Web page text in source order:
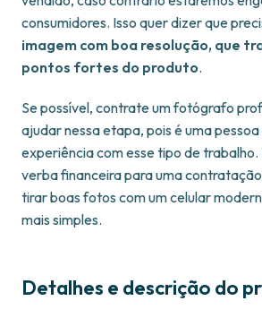
consumidores. Isso quer dizer que
imagem com boa resolução, que
pontos fortes do produto.
Se possível, contrate um fotógrafo
ajudar nessa etapa, pois é uma
experiência com esse tipo de trabalho.
verba financeira para uma
tirar boas fotos com um celular
mais simples.
Detalhes e descrição do